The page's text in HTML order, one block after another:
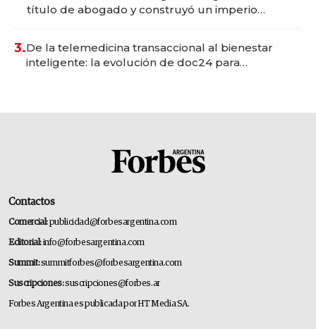
título de abogado y construyó un imperio
3.De la telemedicina transaccional al bienestar
inteligente: la evolución de doc24 para
Contactos
Comercial:publicidad@forbesargentina.com
Editorial:info@forbesargentina.com
Summit:summitforbes@forbesargentina.com
Suscripciones:suscripciones@forbes.ar
Forbes Argentina es publicada por HT Media SA.